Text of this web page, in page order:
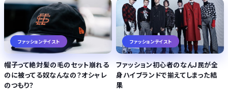
ファッションテイスト
帽子って絶対髪の毛のセット崩れる
のに被ってる奴なんなの？オシャレ
のつもり？
ファッションテイスト
ファッション初心者のなんJ民が全
身ハイブランドで揃えてしまった結
果